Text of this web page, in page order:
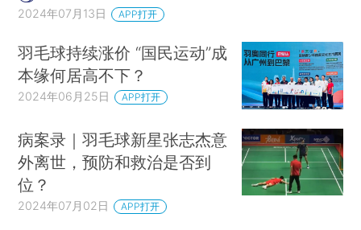
2024年07月13日 APP打开
羽毛球持续涨价 “国民运动”成
本缘何居高不下？
2024年06月25日 APP打开
病案录｜羽毛球新星张志杰意
外离世，预防和救治是否到
位？
2024年07月02日 APP打开